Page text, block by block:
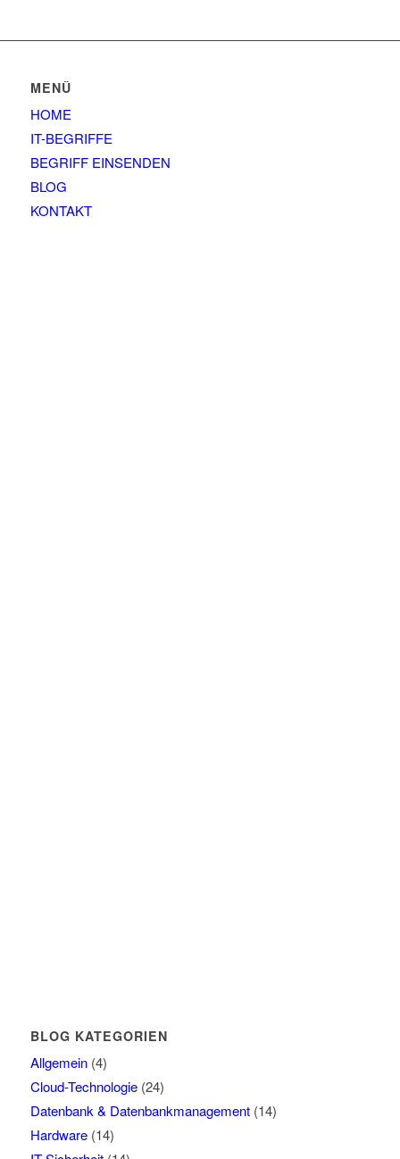
MENÜ
HOME
IT-BEGRIFFE
BEGRIFF EINSENDEN
BLOG
KONTAKT
BLOG KATEGORIEN
Allgemein(4)
Cloud-Technologie(24)
Datenbank & Datenbankmanagement(14)
Hardware(14)